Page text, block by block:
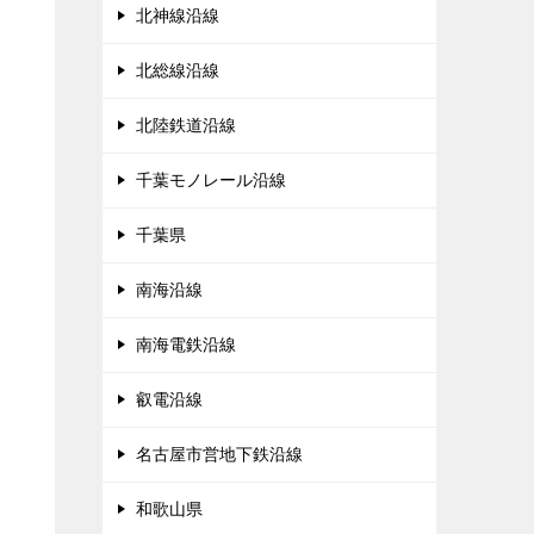
北神線沿線
北総線沿線
北陸鉄道沿線
千葉モノレール沿線
千葉県
南海沿線
南海電鉄沿線
叡電沿線
名古屋市営地下鉄沿線
和歌山県